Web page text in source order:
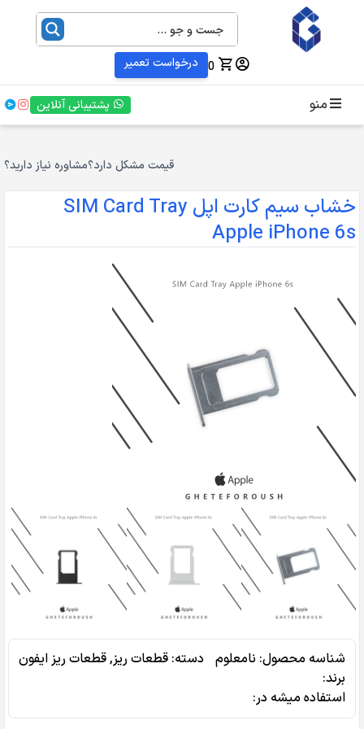
0 درخواست تعمیر
منو پشتیبانی آنلاین
قیمت مشکل دارد؟مشاوره نیاز دارید؟
خشاب سیم کارت اپل SIM Card Tray
Apple iPhone 6s
شناسه محصول: نامعلوم دسته:قطعات ریز,قطعات ریز ایفون
برند:
استفاده میشه در‌: